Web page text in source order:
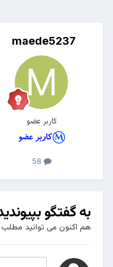
maede5237
کاربر عضو
به گفتگو
هم اکنون می توانید مطلب